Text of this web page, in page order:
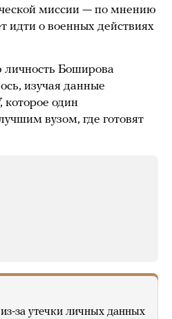
миссии — по мнению
идти о военных действиях
личность Боширова
изучая данные
один
вузом, где готовят
за утечки личных данных